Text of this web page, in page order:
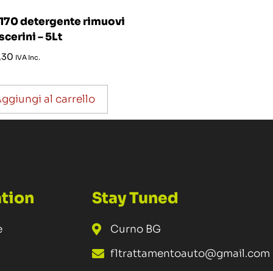
detergente rimuovi
– 5Lt
IVA Inc.
al carrello
Stay Tuned
Curno BG
f1trattamentoauto@gmail.com